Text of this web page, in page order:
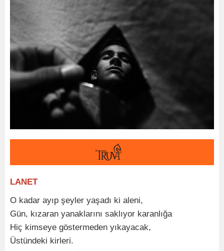
LANET
O kadar ayıp şeyler yaşadı ki aleni,
Gün, kızaran yanaklarını saklıyor karanlığa
Hiç kimseye göstermeden yıkayacak,
Üstündeki kirleri.